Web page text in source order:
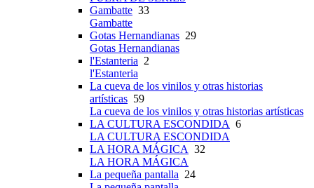
Gambatte 33
Gambatte
Gotas Hernandianas 29
Gotas Hernandianas
l'Estanteria 2
l'Estanteria
La cueva de los vinilos y otras historias
artísticas 59
La cueva de los vinilos y otras historias artísticas
LA CULTURA ESCONDIDA 6
LA CULTURA ESCONDIDA
LA HORA MÁGICA 32
LA HORA MÁGICA
La pequeña pantalla 24